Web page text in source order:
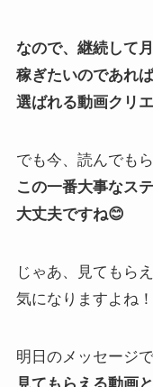
なので、継続して
稼ぎたいのであれ
選ばれる動画クリ
でも今、読んでも
この一番大事なス
大丈夫ですね😊
じゃあ、見てもら
気になりますよね！
明日のメッセージで
見てもらえる動画